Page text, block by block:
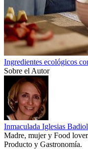
Ingredientes ecológicos
Sobre el Autor
Inmaculada Iglesias
Madre, mujer y Food
Producto y Gastronomía.